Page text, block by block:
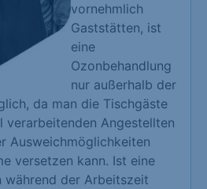
vornehmlich
Gaststätten, ist
eine
Ozonbehandlung
nur außerhalb der
da man die Tischgäste
verarbeitenden Angestellten
Ausweichmöglichkeiten
versetzen kann. Ist eine
während der Arbeitszeit